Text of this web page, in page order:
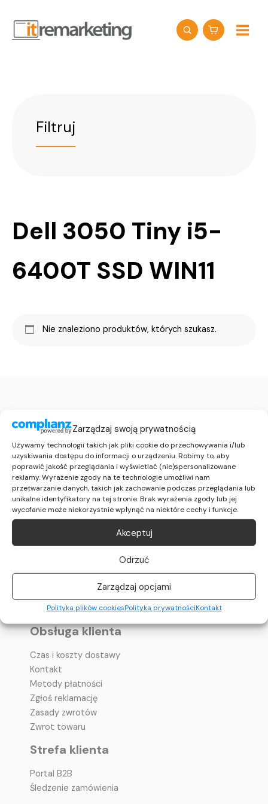
Zarządzaj swoją prywatnością
Używamy technologii takich jak pliki cookie do przechowywania i/lub
uzyskiwania dostępu do informacji o urządzeniu. Robimy to, aby
poprawić jakość przeglądania i wyświetlać (nie)spersonalizowane
reklamy. Wyrażenie zgody na te technologie umożliwi nam
przetwarzanie danych, takich jak zachowanie podczas przeglądania lub
unikalne identyfikatory na tej stronie. Brak wyrażenia zgody lub jej
wycofanie może niekorzystnie wpłynąć na niektóre cechy i funkcje.
Akceptuj
Odrzuć
Zarządzaj opcjami
Polityka plików cookiesPolityka prywatnościKontakt
treści
Filtruj
Dell 3050 Tiny i5-
6400T SSD WIN11
Nie znaleziono produktów, których szukasz.
46 892 11 32
660 189 671
info@it-remarketing.pl
Pomoc – pytania i odpowiedzi
Regulamin
Obsługa klienta
Czas i koszty dostawy
Kontakt
Metody płatności
Zgłoś reklamację
Zasady zwrotów
Zwrot towaru
Strefa klienta
Portal B2B
Śledzenie zamówienia